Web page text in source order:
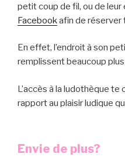
petit coup de fil, ou de
Facebookafin de réserver
En effet, l’endroit à son
remplissent beaucoup
L’accès à la ludothèque
rapport au plaisir ludique
Envie de plus?